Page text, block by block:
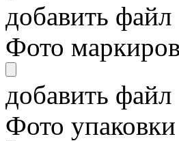
добавить файл
Фото
добавить файл
Фото